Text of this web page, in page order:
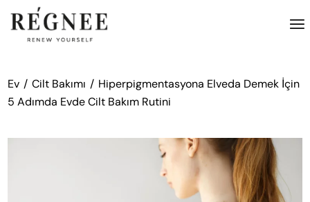
atla
Ev Cilt Bakımı
Hiperpigmentasyona Elveda Demek İçin
5 Adımda Evde Cilt Bakım Rutini